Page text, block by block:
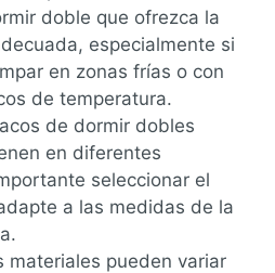
doble que ofrezca la
especialmente si
en zonas frías o con
de temperatura.
de dormir dobles
en diferentes
seleccionar el
a las medidas de la
materiales pueden variar